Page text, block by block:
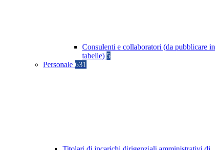
Consulenti e collaboratori (da pubblicare in
tabelle) 5
Personale 631